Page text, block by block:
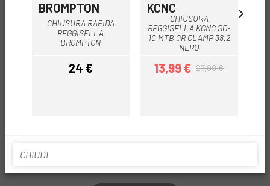
BROMPTON
CHIUSURA RAPIDA
REGGISELLA
BROMPTON
Prezzo
24 €
KCNC
CHIUSURA
REGGISELLA KCNC SC-
10 MTB QR CLAMP 38.2
NERO
Prezzo
13,99 €Prezzo base
27,90 €
CHIUDI